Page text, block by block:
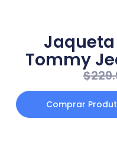
Tommy
$
Comprar